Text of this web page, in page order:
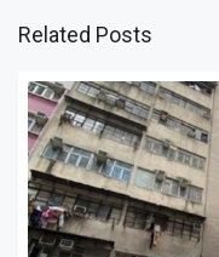
Related Posts